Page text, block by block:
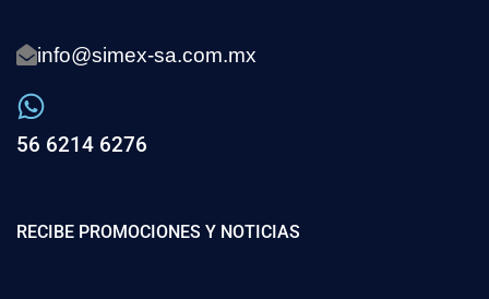
info@simex-sa.com.mx
56 6214 6276
RECIBE PROMOCIONES Y NOTICIAS